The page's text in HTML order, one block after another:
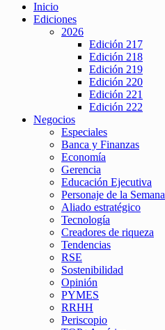
Inicio
Ediciones
2026
Edición 217
Edición 218
Edición 219
Edición 220
Edición 221
Edición 222
Negocios
Especiales
Banca y Finanzas
Economía
Gerencia
Educación Ejecutiva
Personaje de la Semana
Aliado estratégico
Tecnología
Creadores de riqueza
Tendencias
RSE
Sostenibilidad
Opinión
PYMES
RRHH
Periscopio